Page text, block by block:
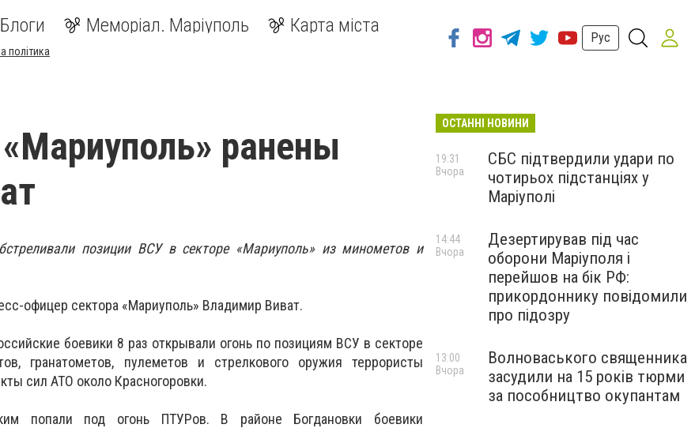
Блоги Меморіал. Маріуполь Карта міста
політика
Рус
ранены
позиции ВСУ в секторе «Мариуполь» из минометов и
офицер сектора «Мариуполь» Владимир Виват.
боевики 8 раз открывали огонь по позициям ВСУ в секторе
гранатометов, пулеметов и стрелкового оружия террористы
сил АТО около Красногоровки.
попали под огонь ПТУРов. В районе Богдановки боевики
ОСТАННІ НОВИНИ
СБС підтвердили удари по
чотирьох підстанціях у
Маріуполі
19:31
Вчора
Дезертирував під час
оборони Маріуполя і
перейшов на бік РФ:
прикордоннику повідомили
про підозру
14:44
Вчора
Волноваського священника
засудили на 15 років тюрми
за пособництво окупантам
13:00
Вчора